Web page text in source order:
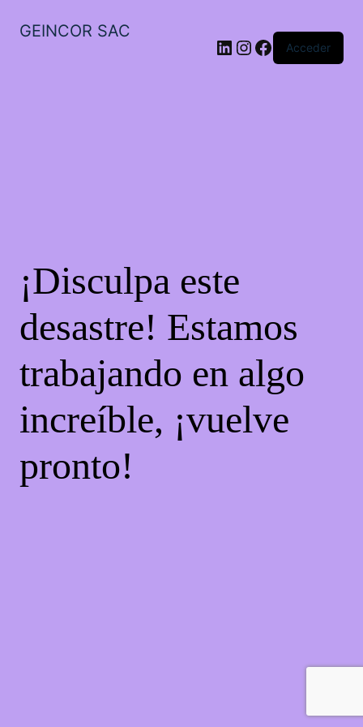
GEINCOR SAC
LinkedIn
Instagram
Facebook
Acceder
¡Disculpa este
desastre! Estamos
trabajando en algo
increíble, ¡vuelve
pronto!